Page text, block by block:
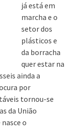
já está em
marcha e o
setor dos
plásticos e
da borracha
quer estar na
ainda a
por
tornou-se
da União
o